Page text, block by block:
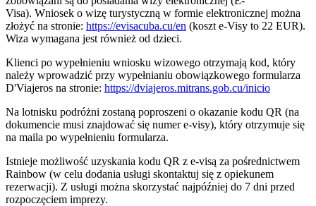
Visa). Wniosek o wizę turystyczną w formie elektronicznej można
złożyć na stronie: https://evisacuba.cu/en (koszt e-Visy to 22 EUR).
Wiza wymagana jest również od dzieci.
Klienci po wypełnieniu wniosku wizowego otrzymają kod, który
należy wprowadzić przy wypełnianiu obowiązkowego formularza
D'Viajeros na stronie: https://dviajeros.mitrans.gob.cu/inicio
Na lotnisku podróżni zostaną poproszeni o okazanie kodu QR (na
dokumencie musi znajdować się numer e-visy), który otrzymuje się
na maila po wypełnieniu formularza.
Istnieje możliwość uzyskania kodu QR z e-visą za pośrednictwem
Rainbow (w celu dodania usługi skontaktuj się z opiekunem
rezerwacji). Z usługi można skorzystać najpóźniej do 7 dni przed
rozpoczęciem imprezy.